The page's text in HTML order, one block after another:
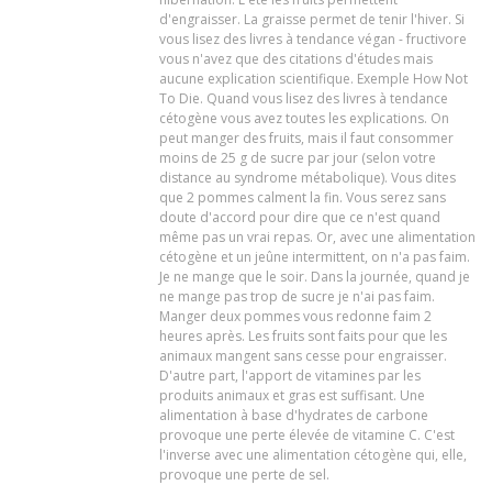
d'engraisser. La graisse permet de tenir l'hiver. Si
vous lisez des livres à tendance végan - fructivore
vous n'avez que des citations d'études mais
aucune explication scientifique. Exemple How Not
To Die. Quand vous lisez des livres à tendance
cétogène vous avez toutes les explications. On
peut manger des fruits, mais il faut consommer
moins de 25 g de sucre par jour (selon votre
distance au syndrome métabolique). Vous dites
que 2 pommes calment la fin. Vous serez sans
doute d'accord pour dire que ce n'est quand
même pas un vrai repas. Or, avec une alimentation
cétogène et un jeûne intermittent, on n'a pas faim.
Je ne mange que le soir. Dans la journée, quand je
ne mange pas trop de sucre je n'ai pas faim.
Manger deux pommes vous redonne faim 2
heures après. Les fruits sont faits pour que les
animaux mangent sans cesse pour engraisser.
D'autre part, l'apport de vitamines par les
produits animaux et gras est suffisant. Une
alimentation à base d'hydrates de carbone
provoque une perte élevée de vitamine C. C'est
l'inverse avec une alimentation cétogène qui, elle,
provoque une perte de sel.